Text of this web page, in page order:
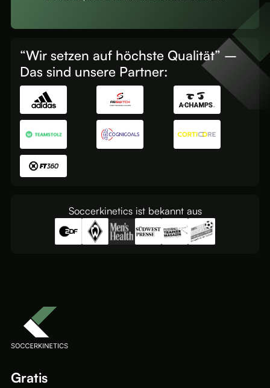
“Wir setzen auf höchste Qualität” –
Das sind unsere Partner:
Soccerkinetics ist bekannt aus
Gratis